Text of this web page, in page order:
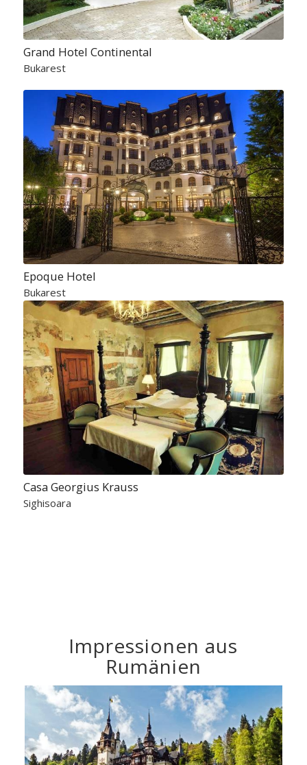
Grand Hotel Continental
Bukarest
Epoque Hotel
Bukarest
Casa Georgius Krauss
Sighisoara
Impressionen aus
Rumänien